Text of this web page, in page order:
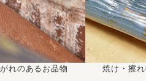
れのあるお品物 焼け・擦